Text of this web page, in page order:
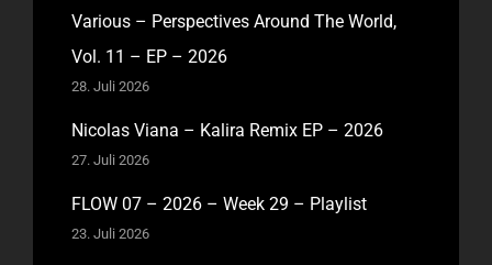
Various – Perspectives Around The World,
Vol. 11 – EP – 2026
28. Juli 2026
Nicolas Viana – Kalira Remix EP – 2026
27. Juli 2026
FLOW 07 – 2026 – Week 29 – Playlist
23. Juli 2026